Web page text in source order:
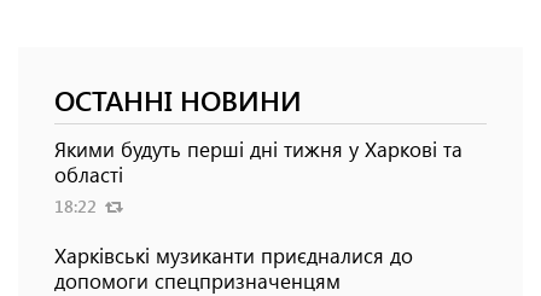
ОСТАННІ НОВИНИ
Якими будуть перші дні тижня у Харкові та
області
18:22
Харківські музиканти приєдналися до
допомоги спецпризначенцям